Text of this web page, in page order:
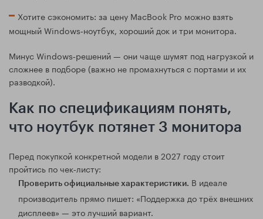
Хотите сэкономить: за цену MacBook Pro можно взять
мощный Windows‑ноутбук, хороший док и три монитора.
Минус Windows‑решений — они чаще шумят под нагрузкой и
сложнее в подборе (важно не промахнуться с портами и их
разводкой).
Как по спецификациям понять,
что ноутбук потянет 3 монитора
Перед покупкой конкретной модели в 2027 году стоит
пройтись по чек‑листу:
Проверить официальные характеристики. В идеале
производитель прямо пишет: «Поддержка до трёх внешних
дисплеев» — это лучший вариант.